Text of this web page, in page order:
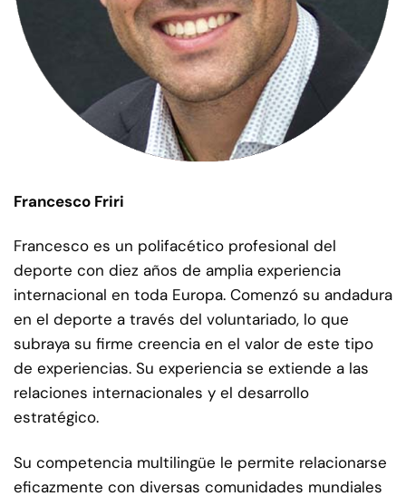
Francesco Friri
Francesco es un polifacético profesional del
deporte con diez años de amplia experiencia
internacional en toda Europa. Comenzó su andadura
en el deporte a través del voluntariado, lo que
subraya su firme creencia en el valor de este tipo
de experiencias. Su experiencia se extiende a las
relaciones internacionales y el desarrollo
estratégico.
Su competencia multilingüe le permite relacionarse
eficazmente con diversas comunidades mundiales